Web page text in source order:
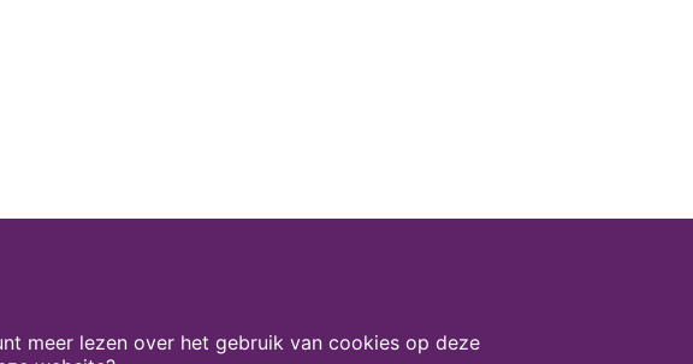
meer lezen over het gebruik van cookies op deze